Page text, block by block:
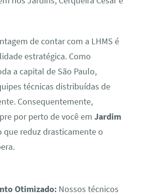
de contar com a LHMS é
estratégica. Como
a capital de São Paulo,
técnicas distribuídas de
Consequentemente,
por perto de você em Jardim
que reduz drasticamente o
Otimizado:Nossos técnicos